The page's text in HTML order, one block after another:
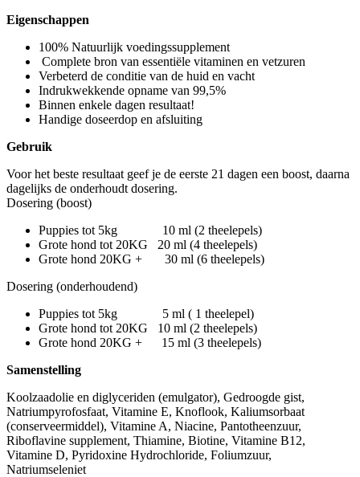
Eigenschappen
100% Natuurlijk voedingssupplement
Complete bron van essentiële vitaminen en vetzuren
Verbeterd de conditie van de huid en vacht
Indrukwekkende opname van 99,5%
Binnen enkele dagen resultaat!
Handige doseerdop en afsluiting
Gebruik
Voor het beste resultaat geef je de eerste 21 dagen een boost, daarna
dagelijks de onderhoudt dosering.
Dosering (boost)
Puppies tot 5kg 10 ml (2 theelepels)
Grote hond tot 20KG 20 ml (4 theelepels)
Grote hond 20KG + 30 ml (6 theelepels)
Dosering (onderhoudend)
Puppies tot 5kg 5 ml ( 1 theelepel)
Grote hond tot 20KG 10 ml (2 theelepels)
Grote hond 20KG + 15 ml (3 theelepels)
Samenstelling
Koolzaadolie en diglyceriden (emulgator), Gedroogde gist,
Natriumpyrofosfaat, Vitamine E, Knoflook, Kaliumsorbaat
(conserveermiddel), Vitamine A, Niacine, Pantotheenzuur,
Riboflavine supplement, Thiamine, Biotine, Vitamine B12,
Vitamine D, Pyridoxine Hydrochloride, Foliumzuur,
Natriumseleniet